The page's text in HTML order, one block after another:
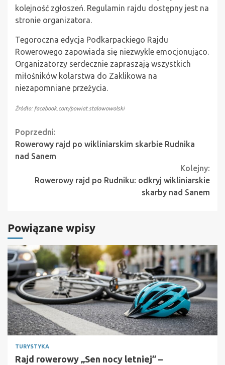
kolejność zgłoszeń. Regulamin rajdu dostępny jest na
stronie organizatora.
Tegoroczna edycja Podkarpackiego Rajdu
Rowerowego zapowiada się niezwykle emocjonująco.
Organizatorzy serdecznie zapraszają wszystkich
miłośników kolarstwa do Zaklikowa na
niezapomniane przeżycia.
Źródło: facebook.com/powiat.stalowowolski
Continue
Reading
Poprzedni:
Rowerowy rajd po wikliniarskim skarbie Rudnika
nad Sanem
Kolejny:
Rowerowy rajd po Rudniku: odkryj wikliniarskie
skarby nad Sanem
Powiązane wpisy
TURYSTYKA
Rajd rowerowy „Sen nocy letniej” –